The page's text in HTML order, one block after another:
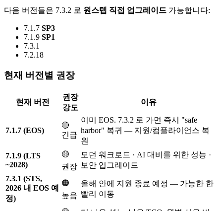
다음 버전들은 7.3.2 로 원스텝 직접 업그레이드 가능합니다:
7.1.7 SP3
7.1.9 SP1
7.3.1
7.2.18
현재 버전별 권장
현재 버전
권장
강도
이유
7.1.7 (EOS)
🔴
긴급
이미 EOS. 7.3.2 로 가면 즉시 "safe
harbor" 복귀 — 지원/컴플라이언스 복
원
7.1.9 (LTS
~2028)
🟡
권장
모던 워크로드 · AI 대비를 위한 성능 ·
보안 업그레이드
7.3.1 (STS,
2026 내 EOS 예
정)
🟠
높음
올해 안에 지원 종료 예정 — 가능한 한
빨리 이동